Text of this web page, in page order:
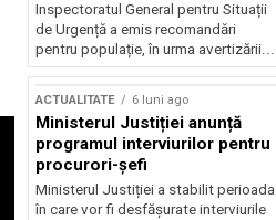
Inspectoratul General pentru Situații
de Urgență a emis recomandări
pentru populație, în urma avertizării...
ACTUALITATE 6 luni ago
Ministerul Justiției anunță
programul interviurilor pentru
procurori-șefi
Ministerul Justiției a stabilit perioada
în care vor fi desfășurate interviurile